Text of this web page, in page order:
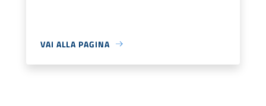
VAI ALLA PAGINA